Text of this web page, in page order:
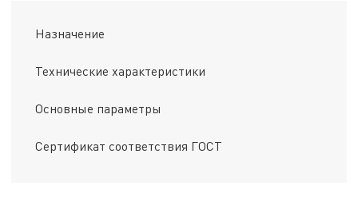
Назначение
Технические характеристики
Основные параметры
Сертификат соответствия ГОСТ